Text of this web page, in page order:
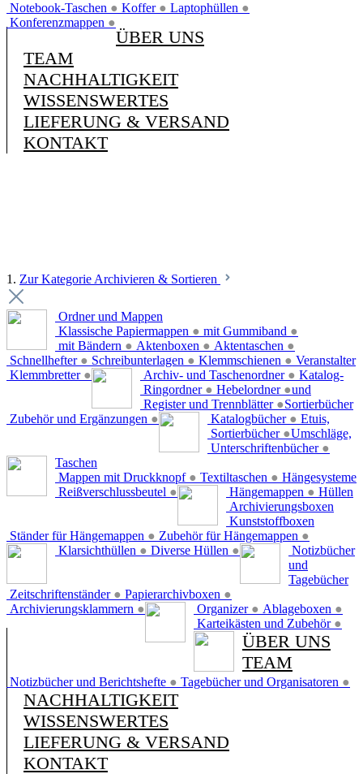
Notebook-Taschen ● Koffer ● Laptophüllen ●
Konferenzmappen ●
ÜBER UNS
TEAM
NACHHALTIGKEIT
WISSENSWERTES
LIEFERUNG & VERSAND
KONTAKT
1. Zur Kategorie Archivieren & Sortieren
Ordner und Mappen
Klassische Papiermappen ● mit Gummiband ●
mit Bändern ● Aktenboxen ● Aktentaschen ●
Schnellhefter ● Schreibunterlagen ● Klemmschienen ●
Klemmbretter ●
Veranstalter
Archiv- und Taschenordner ●
Ringordner ● Hebelordner ●
Register und Trennblätter ●
Zubehör und Ergänzungen ●
Katalog-
und
Sortierbücher
Katalogbücher ●
Sortierbücher ●
Unterschriftenbücher ●
Etuis,
Umschläge,
Taschen
Mappen mit Druckknopf ● Textiltaschen ●
Reißverschlussbeutel ●
Hängesysteme
Hängemappen ●
Ständer für Hängemappen ● Zubehör für Hängemappen ●
Hüllen
Klarsichthüllen ● Diverse Hüllen ●
Archivierungsboxen
Zeitschriftenständer ● Papierarchivboxen ●
Archivierungsklammern ●
Kunststoffboxen
Organizer ● Ablageboxen ●
Karteikästen und Zubehör ●
Notizbücher
und
Tagebücher
Notizbücher und Berichtshefte ● Tagebücher und Organisatoren ●
ÜBER UNS
TEAM
NACHHALTIGKEIT
WISSENSWERTES
LIEFERUNG & VERSAND
KONTAKT